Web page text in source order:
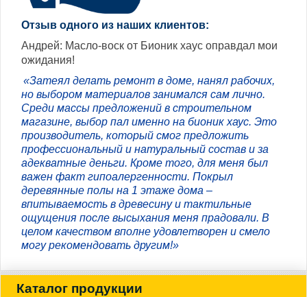
Каталог продукции
Отзыв одного из наших клиентов:
Андрей: Масло-воск от Бионик хаус оправдал мои
ожидания!
«Затеял делать ремонт в доме, нанял рабочих,
но выбором материалов занимался сам лично.
Среди массы предложений в строительном
магазине, выбор пал именно на бионик хаус. Это
производитель, который смог предложить
профессиональный и натуральный состав и за
адекватные деньги. Кроме того, для меня был
важен факт гипоалергенности. Покрыл
деревянные полы на 1 этаже дома –
впитываемость в древесину и тактильные
ощущения после высыхания меня прадовали. В
целом качеством вполне удовлетворен и смело
могу рекомендовать другим!»